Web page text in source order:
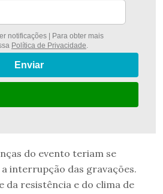
notificações | Para obter mais
Política de Privacidade.
Enviar
do evento teriam se
interrupção das gravações.
da resistência e do clima de